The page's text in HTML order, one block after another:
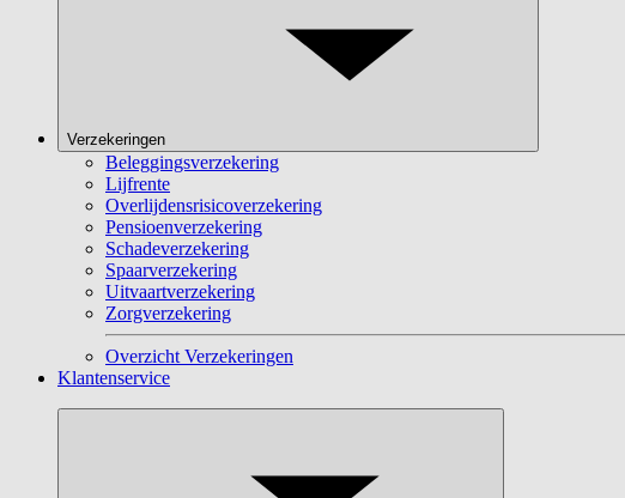
Verzekeringen
Beleggingsverzekering
Lijfrente
Overlijdensrisicoverzekering
Pensioenverzekering
Schadeverzekering
Spaarverzekering
Uitvaartverzekering
Zorgverzekering
Overzicht Verzekeringen
Klantenservice